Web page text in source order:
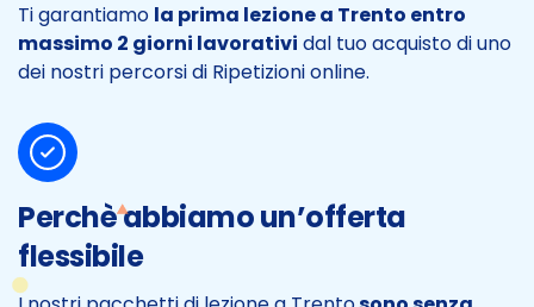
Ti garantiamo la prima lezione a Trento entro
massimo 2 giorni lavorativi dal tuo acquisto di uno
dei nostri percorsi di Ripetizioni online.
Perchè abbiamo un’offerta
flessibile